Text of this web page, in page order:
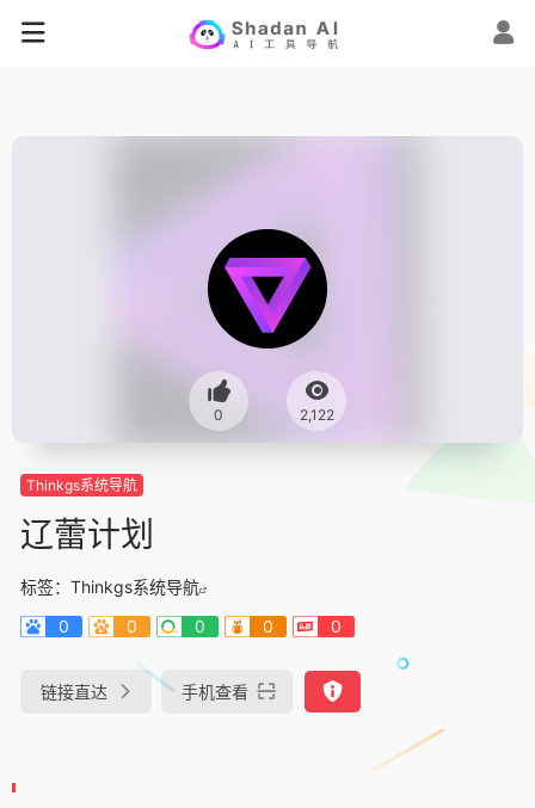
0 2,122
Thinkgs系统导航
辽蕾计划
标签： Thinkgs系统导航
0
0 0 0 0
链接直达 手机查看